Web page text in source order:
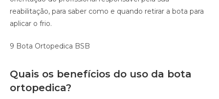
reabilitação, para saber como e quando retirar a bota para
aplicar o frio.
9 Bota Ortopedica BSB
Quais os benefícios do uso da bota
ortopedica?